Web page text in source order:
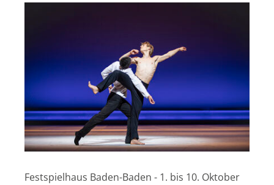
Festspielhaus Baden-Baden - 1. bis 10. Oktober